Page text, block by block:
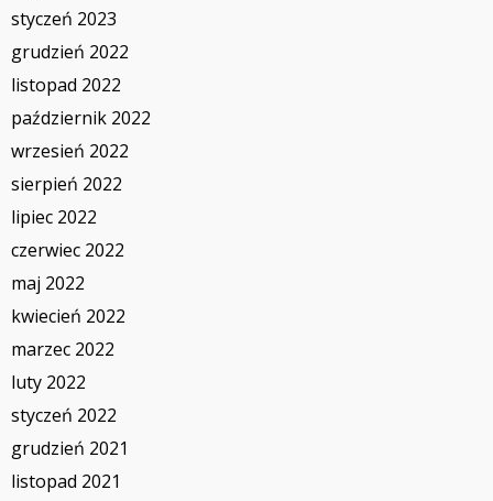
styczeń 2023
grudzień 2022
listopad 2022
październik 2022
wrzesień 2022
sierpień 2022
lipiec 2022
czerwiec 2022
maj 2022
kwiecień 2022
marzec 2022
luty 2022
styczeń 2022
grudzień 2021
listopad 2021